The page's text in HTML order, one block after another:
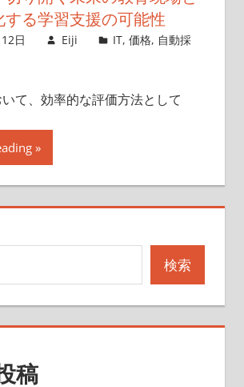
る学習支援の可能性
日 Eiji IT,価格, 自動採
て、効率的な評価方法として
検索
稿